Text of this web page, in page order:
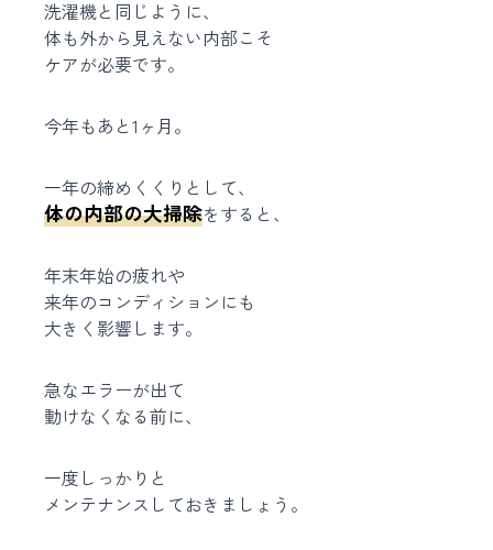
洗濯機と同じように、
体も外から見えない内部こそ
ケアが必要です。
今年もあと1ヶ月。
一年の締めくくりとして、
体の内部の大掃除をすると、
年末年始の疲れや
来年のコンディションにも
大きく影響します。
急なエラーが出て
動けなくなる前に、
一度しっかりと
メンテナンスしておきましょう。